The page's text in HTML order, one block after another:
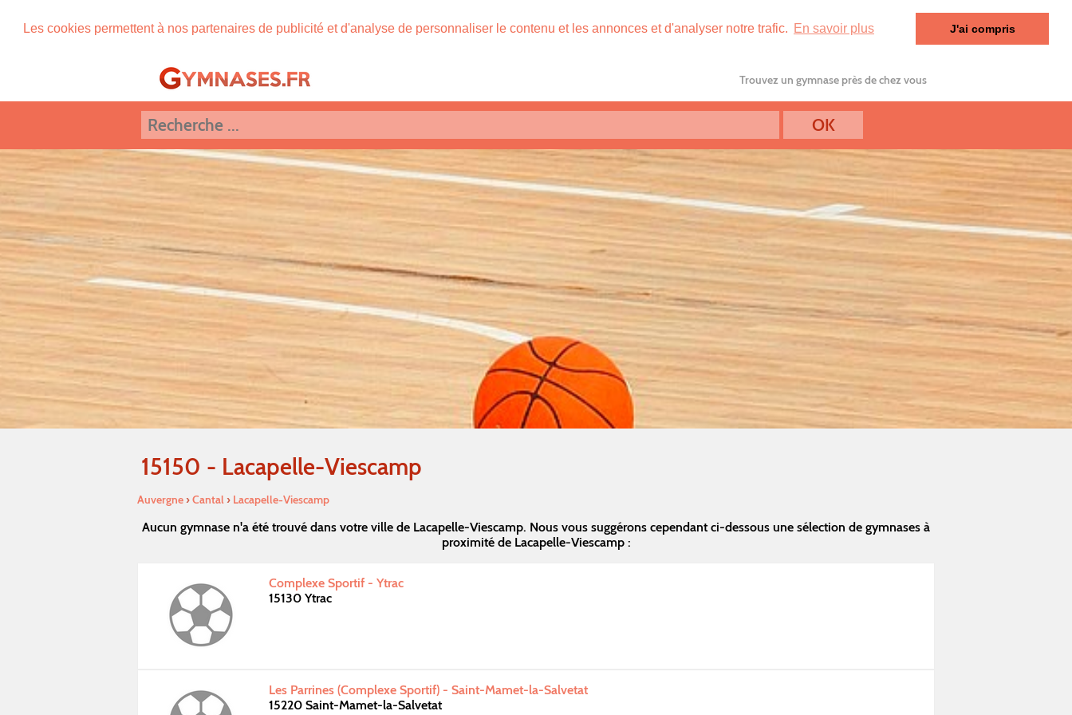
Les cookies permettent à nos partenaires de publicité et d'analyse de personnaliser le contenu et les annonces et d'analyser notre trafic. En savoir plus J'ai compris
Trouvez un gymnase près de chez vous
15150 - Lacapelle-Viescamp
Auvergne›Cantal › Lacapelle-Viescamp
Aucun gymnase n'a été trouvé dans votre ville de Lacapelle-Viescamp. Nous vous suggérons cependant ci-dessous une sélection de gymnases à
proximité de Lacapelle-Viescamp :
Complexe Sportif - Ytrac
15130 Ytrac
Les Parrines (Complexe Sportif) - Saint-Mamet-la-Salvetat
15220 Saint-Mamet-la-Salvetat